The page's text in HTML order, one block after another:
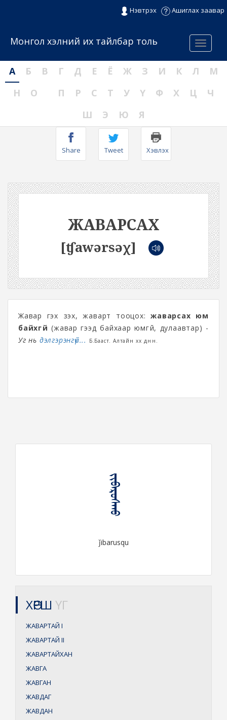
Нэвтрэх Ашиглах заавар
Menu
Монгол хэлний их тайлбар толь
А Б В Г Д Е Ё Ж З И К Л
М
Н
О П Р С Т У Ү Ф Х Ц
Ч
Ш
Э Ю Я
Share Tweet Хэвлэх
ЖАВАРСАХ
[ʧawərsəχ]
Жавар гэх үзэх, жаварт тооцох:жаварсах юм
байхгүй (жавар гээд байхаар юмгүй, дулаавтар) -
Уг нь дэлгэрэнгүй... Б.Бааст. Алтайн хөх дөнөн.
ᠵᠢᠪᠠᠷᠤᠰᠬᠤ
ǰibarusqu
ХӨРШ ҮГ
ЖАВАРТАЙ I
ЖАВАРТАЙ II
ЖАВАРТАЙХАН
ЖАВГА
ЖАВГАН
ЖАВДАГ
ЖАВДАН